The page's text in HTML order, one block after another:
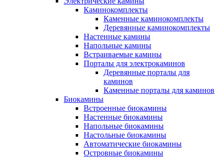
Каминокомплекты
Каменные каминокомплекты
Деревянные каминокомплекты
Настенные камины
Напольные камины
Встраиваемые камины
Порталы для электрокаминов
Деревянные порталы для
каминов
Каменные порталы для каминов
Биокамины
Встроенные биокамины
Настенные биокамины
Напольные биокамины
Настольные биокамины
Автоматические биокамины
Островные биокамины